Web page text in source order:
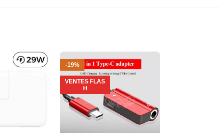
-19%
VENTES FLAS
H